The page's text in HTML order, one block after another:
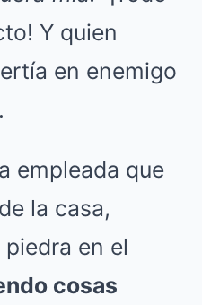
Y quien
en enemigo
empleada que
la casa,
en el
cosas